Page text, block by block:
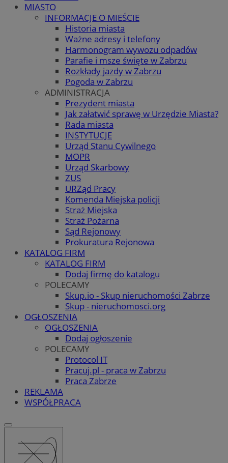
MIASTO
INFORMACJE O MIEŚCIE
Historia miasta
Ważne adresy i telefony
Harmonogram wywozu odpadów
Parafie i msze święte w Zabrzu
Rozkłady jazdy w Zabrzu
Pogoda w Zabrzu
ADMINISTRACJA
Prezydent miasta
Jak załatwić sprawę w Urzędzie Miasta?
Rada miasta
INSTYTUCJE
Urząd Stanu Cywilnego
MOPR
Urząd Skarbowy
ZUS
URZąd Pracy
Komenda Miejska policji
Straż Miejska
Straż Pożarna
Sąd Rejonowy
Prokuratura Rejonowa
KATALOG FIRM
KATALOG FIRM
Dodaj firmę do katalogu
POLECAMY
Skup.io - Skup nieruchomości Zabrze
Skup - nieruchomosci.org
OGŁOSZENIA
OGŁOSZENIA
Dodaj ogłoszenie
POLECAMY
Protocol IT
Pracuj.pl - praca w Zabrzu
Praca Zabrze
REKLAMA
WSPÓŁPRACA